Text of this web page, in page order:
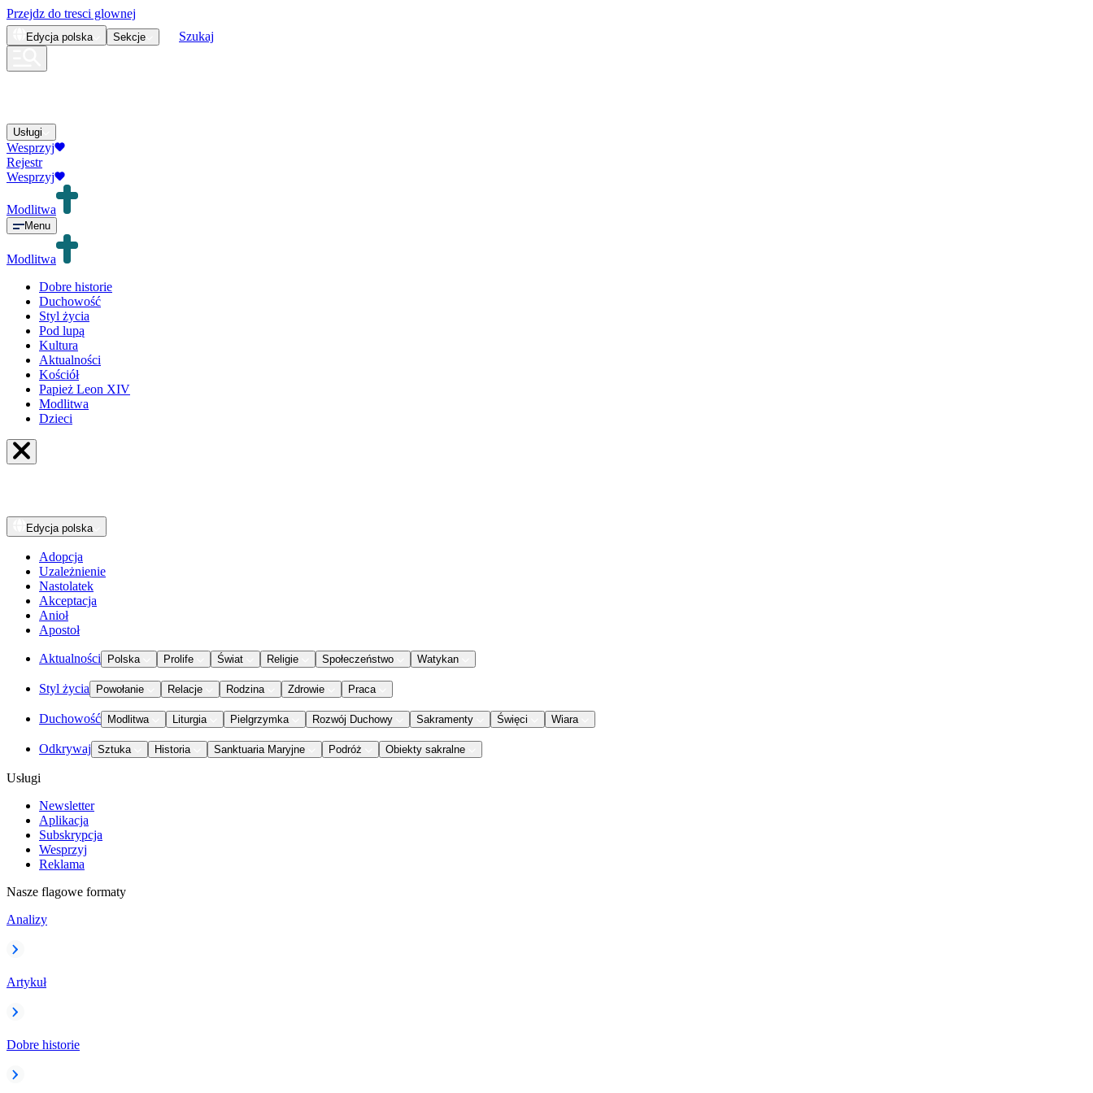
Przejdz do tresci glownej
Edycja polska Sekcje Szukaj
Usługi
Wesprzyj
Rejestr
Wesprzyj
Modlitwa
Menu
Modlitwa
Dobre historie
Duchowość
Styl życia
Pod lupą
Kultura
Aktualności
Kościół
Papież Leon XIV
Modlitwa
Dzieci
Edycja polska
Adopcja
Uzależnienie
Nastolatek
Akceptacja
Anioł
Apostoł
Aktualności Polska Prolife Świat Religie Społeczeństwo Watykan
Styl życia Powołanie Relacje Rodzina Zdrowie Praca
Duchowość Modlitwa Liturgia Pielgrzymka Rozwój Duchowy Sakramenty Święci Wiara
Odkrywaj Sztuka Historia Sanktuaria Maryjne Podróż Obiekty sakralne
Usługi
Newsletter
Aplikacja
Subskrypcja
Wesprzyj
Reklama
Nasze flagowe formaty
Analizy
Artykuł
Dobre historie